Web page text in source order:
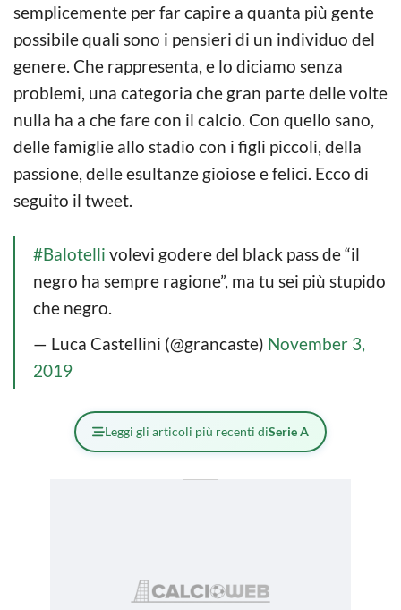
semplicemente per far capire a quanta più gente
possibile quali sono i pensieri di un individuo del
genere. Che rappresenta, e lo diciamo senza
problemi, una categoria che gran parte delle volte
nulla ha a che fare con il calcio. Con quello sano,
delle famiglie allo stadio con i figli piccoli, della
passione, delle esultanze gioiose e felici. Ecco di
seguito il tweet.
#Balotelli volevi godere del black pass de “il
negro ha sempre ragione”, ma tu sei più stupido
che negro.
— Luca Castellini (@grancaste) November 3,
2019
Leggi gli articoli più recenti diSerie A